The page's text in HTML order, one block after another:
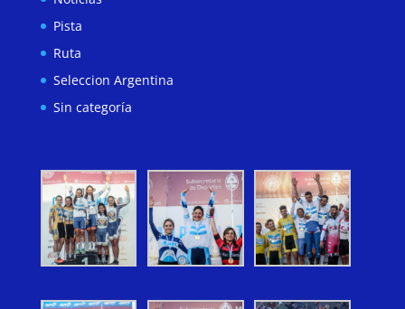
Pista
Ruta
Seleccion Argentina
Sin categoría